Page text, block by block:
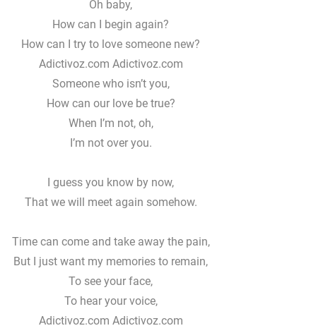
Oh baby,
How can I begin again?
How can I try to love someone new?
Adictivoz.com Adictivoz.com
Someone who isn’t you,
How can our love be true?
When I’m not, oh,
I’m not over you.
I guess you know by now,
That we will meet again somehow.
Time can come and take away the pain,
But I just want my memories to remain,
To see your face,
To hear your voice,
Adictivoz.com Adictivoz.com